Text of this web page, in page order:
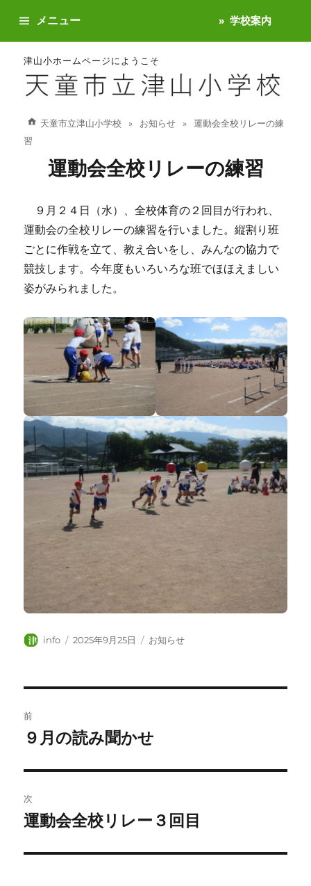
津山小ホームページにようこそ
メニュー 学校案内
天童市立津山小学校 お知らせ
運動会全校リレーの練
習
運動会全校リレーの練習
９月２４日（水）、全校体育の２回目が行われ、
運動会の全校リレーの練習を行いました。縦割り班
ごとに作戦を立て、教え合いをし、みんなの協力で
競技します。今年度もいろいろな班でほほえましい
姿がみられました。
投
info
投
2025年9月25日
カ
お知らせ
稿
ビ
ゲ
ー
前
前
投
稿:
９月の読み聞かせ
次
次
投
運動会全校リレー３回目